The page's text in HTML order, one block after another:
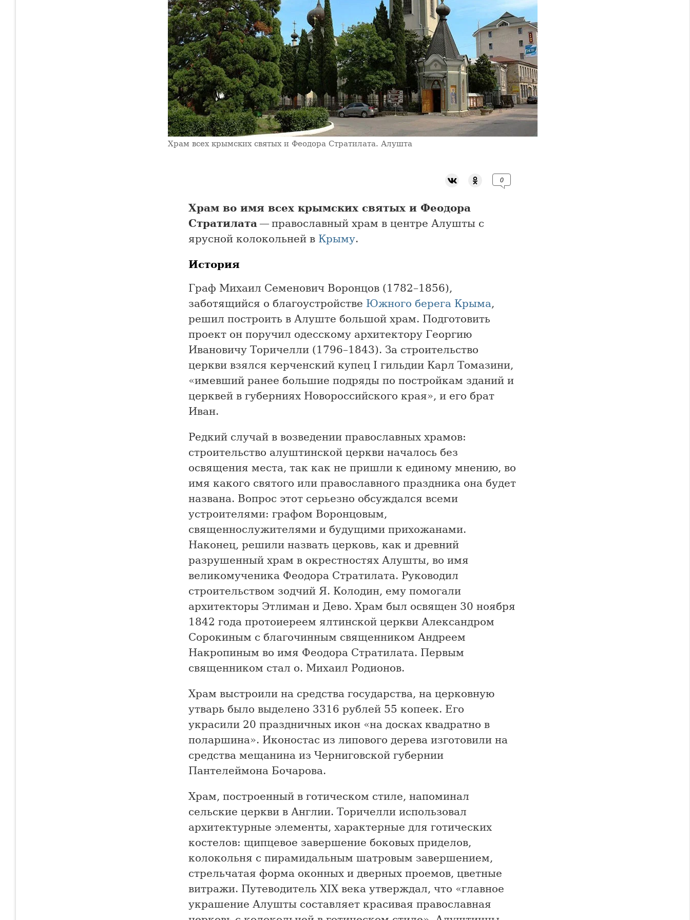
Храм всех крымских святых и Феодора Стратилата. Алушта
0
Храм во имя всех крымских святых и Феодора
Стратилата — православный храм в центре Алушты с
ярусной колокольней в Крыму.
История
Граф Михаил Семенович Воронцов (1782–1856),
заботящийся о благоустройстве Южного берега Крыма,
решил построить в Алуште большой храм. Подготовить
проект он поручил одесскому архитектору Георгию
Ивановичу Торичелли (1796–1843). За строительство
церкви взялся керченский купец I гильдии Карл Томазини,
«имевший ранее большие подряды по постройкам зданий и
церквей в губерниях Новороссийского края», и его брат
Иван.
Редкий случай в возведении православных храмов:
строительство алуштинской церкви началось без
освящения места, так как не пришли к единому мнению, во
имя какого святого или православного праздника она будет
названа. Вопрос этот серьезно обсуждался всеми
устроителями: графом Воронцовым,
священнослужителями и будущими прихожанами.
Наконец, решили назвать церковь, как и древний
разрушенный храм в окрестностях Алушты, во имя
великомученика Феодора Стратилата. Руководил
строительством зодчий Я. Колодин, ему помогали
архитекторы Этлиман и Дево. Храм был освящен 30 ноября
1842 года протоиереем ялтинской церкви Александром
Сорокиным с благочинным священником Андреем
Накропиным во имя Феодора Стратилата. Первым
священником стал о. Михаил Родионов.
Храм выстроили на средства государства, на церковную
утварь было выделено 3316 рублей 55 копеек. Его
украсили 20 праздничных икон «на досках квадратно в
поларшина». Иконостас из липового дерева изготовили на
средства мещанина из Черниговской губернии
Пантелеймона Бочарова.
Храм, построенный в готическом стиле, напоминал
сельские церкви в Англии. Торичелли использовал
архитектурные элементы, характерные для готических
костелов: щипцевое завершение боковых приделов,
колокольня с пирамидальным шатровым завершением,
стрельчатая форма оконных и дверных проемов, цветные
витражи. Путеводитель XIX века утверждал, что «главное
украшение Алушты составляет красивая православная